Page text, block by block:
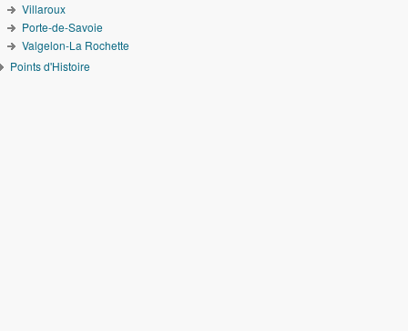
Villaroux
Porte-de-Savoie
Valgelon-La Rochette
Points d'Histoire